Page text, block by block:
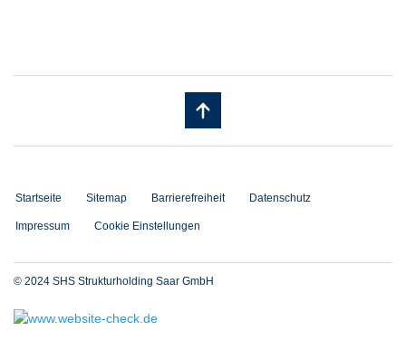
Startseite Sitemap Barrierefreiheit Datenschutz
Impressum Cookie Einstellungen
© 2024 SHS Strukturholding Saar GmbH